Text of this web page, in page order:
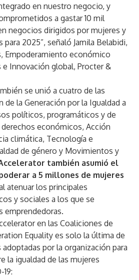
en nuestro negocio, y
a gastar 10 mil
negocios dirigidos por mujeres y
2025”, señaló Jamila Belabidi,
Empoderamiento económico
Innovación global, Procter &
se unió a cuatro de las
de la Generación por la Igualdad a
políticos, programáticos y de
económicos, Acción
climática, Tecnología e
de género y Movimientos y
también asumió el
a 5 millones de mujeres
atenuar los principales
y sociales a los que se
emprendedoras.
en las Coaliciones de
Equality es solo la última de
por la organización para
la igualdad de las mujeres